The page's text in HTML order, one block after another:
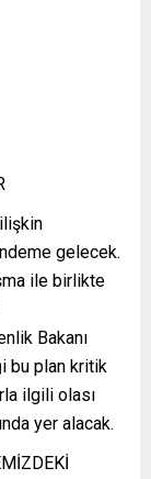
gelecek.
ile birlikte
Bakanı
bu plan kritik
ilgili olası
yer alacak.